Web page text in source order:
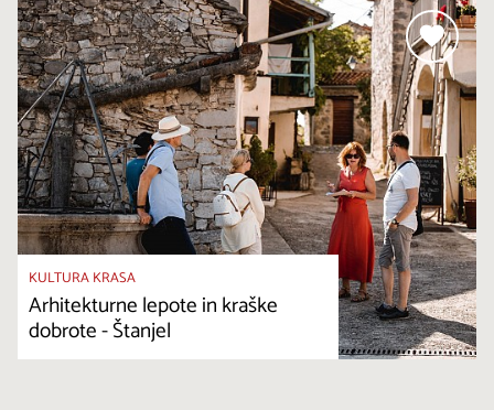
KULTURA KRASA
Arhitekturne lepote in kraške
dobrote - Štanjel